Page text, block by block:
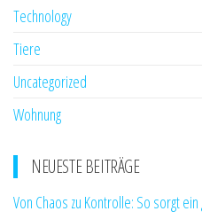
Technology
Tiere
Uncategorized
Wohnung
NEUESTE BEITRÄGE
Von Chaos zu Kontrolle: So sorgt